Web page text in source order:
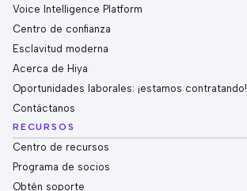
Voice Intelligence Platform
Centro de confianza
Esclavitud moderna
Acerca de Hiya
Oportunidades laborales: ¡estamos contratando!
Contáctanos
RECURSOS
Centro de recursos
Programa de socios
Obtén soporte